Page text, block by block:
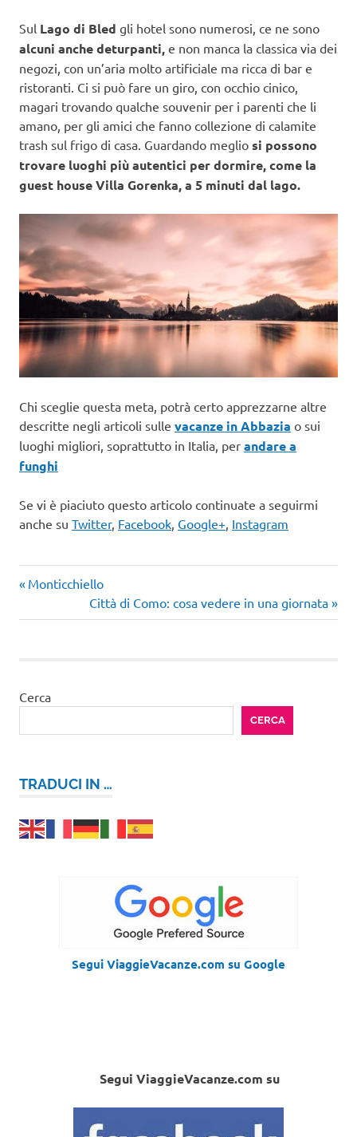
Sul Lago di Bled gli hotel sono numerosi, ce ne sono
alcuni anche deturpanti, e non manca la classica via dei
negozi, con un’aria molto artificiale ma ricca di bar e
ristoranti. Ci si può fare un giro, con occhio cinico,
magari trovando qualche souvenir per i parenti che li
amano, per gli amici che fanno collezione di calamite
trash sul frigo di casa. Guardando meglio si possono
trovare luoghi più autentici per dormire, come la
guest house Villa Gorenka, a 5 minuti dal lago.
Chi sceglie questa meta, potrà certo apprezzarne altre
descritte negli articoli sulle vacanze in Abbazia o sui
luoghi migliori, soprattutto in Italia, per andare a
funghi
Se vi è piaciuto questo articolo continuate a seguirmi
anche su Twitter, Facebook Google+ Instagram
Navigazione
articoli
Articolo
precedente:
Monticchiello
Articolo
successivo:
Città di Como: cosa vedere in una giornata
Cerca
CERCA
TRADUCI IN …
Segui ViaggieVacanze.com su Google
Segui ViaggieVacanze.com su